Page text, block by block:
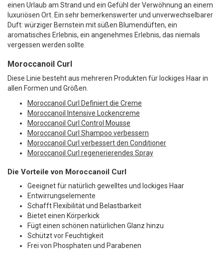
einen Urlaub am Strand und ein Gefühl der Verwöhnung an einem
luxuriösen Ort. Ein sehr bemerkenswerter und unverwechselbarer
Duft: würziger Bernstein mit süßen Blumendüften, ein
aromatisches Erlebnis, ein angenehmes Erlebnis, das niemals
vergessen werden sollte.
Moroccanoil Curl
Diese Linie besteht aus mehreren Produkten für lockiges Haar in
allen Formen und Größen.
Moroccanoil Curl Definiert die Creme
Moroccanoil Intensive Lockencreme
Moroccanoil Curl Control Mousse
Moroccanoil Curl Shampoo verbessern
Moroccanoil Curl verbessert den Conditioner
Moroccanoil Curl regenerierendes Spray
Die Vorteile von Moroccanoil Curl
Geeignet für natürlich gewelltes und lockiges Haar
Entwirrungselemente
Schafft Flexibilität und Belastbarkeit
Bietet einen Körperkick
Fügt einen schönen natürlichen Glanz hinzu
Schützt vor Feuchtigkeit
Frei von Phosphaten und Parabenen